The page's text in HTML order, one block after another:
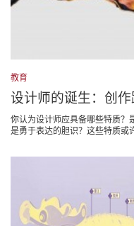
教育
设计师的诞生：创
你认为设计师应具备哪些特质？
是勇于表达的胆识？这些特质或